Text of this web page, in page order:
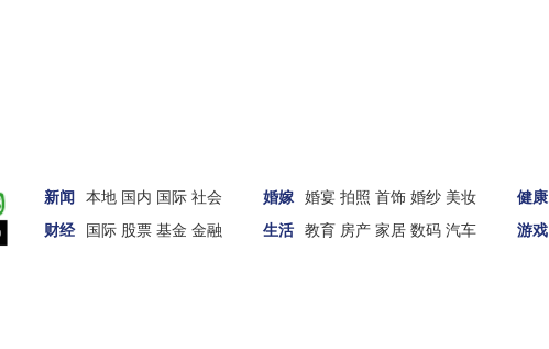
新闻 本地 国内 国际 社会
财经
国际 股票 基金 金融
婚嫁 婚宴 拍照 首饰 婚纱 美妆
生活
教育 房产 家居 数码 汽车
健康
游戏